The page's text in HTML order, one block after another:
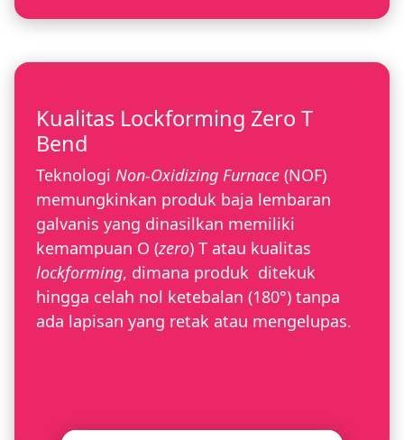
Kualitas Lockforming Zero T
Bend
Teknologi Non-Oxidizing Furnace (NOF)
memungkinkan produk baja lembaran
galvanis yang dinasilkan memiliki
kemampuan O (zero) T atau kualitas
lockforming, dimana produk ditekuk
hingga celah nol ketebalan (180°) tanpa
ada lapisan yang retak atau mengelupas.